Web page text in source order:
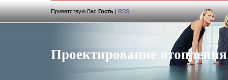
Приветствую Вас Гость|RSS
Проектирование